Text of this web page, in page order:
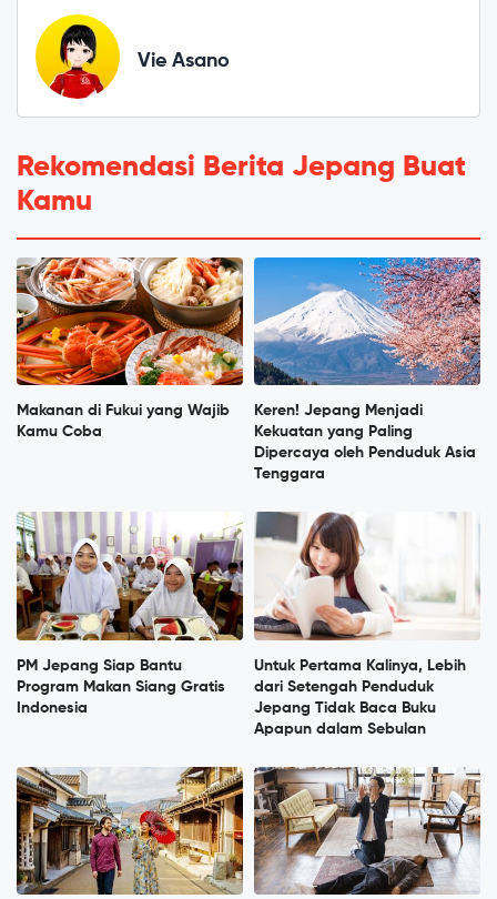
Vie Asano
Rekomendasi Berita Jepang Buat
Kamu
Makanan di Fukui yang Wajib
Kamu Coba
Keren! Jepang Menjadi
Kekuatan yang Paling
Dipercaya oleh Penduduk Asia
Tenggara
PM Jepang Siap Bantu
Program Makan Siang Gratis
Indonesia
Untuk Pertama Kalinya, Lebih
dari Setengah Penduduk
Jepang Tidak Baca Buku
Apapun dalam Sebulan